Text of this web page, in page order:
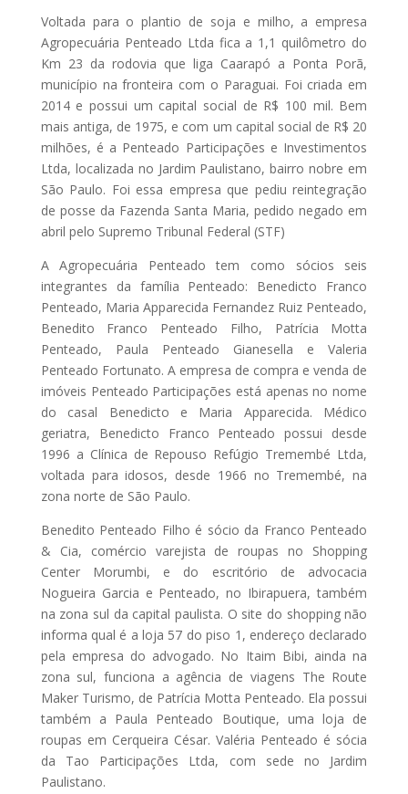
Voltada para o plantio de soja e milho, a empresa
Agropecuária Penteado Ltda fica a 1,1 quilômetro do
Km 23 da rodovia que liga Caarapó a Ponta Porã,
município na fronteira com o Paraguai. Foi criada em
2014 e possui um capital social de R$ 100 mil. Bem
mais antiga, de 1975, e com um capital social de R$ 20
milhões, é a Penteado Participações e Investimentos
Ltda, localizada no Jardim Paulistano, bairro nobre em
São Paulo. Foi essa empresa que pediu reintegração
de posse da Fazenda Santa Maria, pedido negado em
abril pelo Supremo Tribunal Federal (STF)
A Agropecuária Penteado tem como sócios seis
integrantes da família Penteado: Benedicto Franco
Penteado, Maria Apparecida Fernandez Ruiz Penteado,
Benedito Franco Penteado Filho, Patrícia Motta
Penteado, Paula Penteado Gianesella e Valeria
Penteado Fortunato. A empresa de compra e venda de
imóveis Penteado Participações está apenas no nome
do casal Benedicto e Maria Apparecida. Médico
geriatra, Benedicto Franco Penteado possui desde
1996 a Clínica de Repouso Refúgio Tremembé Ltda,
voltada para idosos, desde 1966 no Tremembé, na
zona norte de São Paulo.
Benedito Penteado Filho é sócio da Franco Penteado
& Cia, comércio varejista de roupas no Shopping
Center Morumbi, e do escritório de advocacia
Nogueira Garcia e Penteado, no Ibirapuera, também
na zona sul da capital paulista. O site do shopping não
informa qual é a loja 57 do piso 1, endereço declarado
pela empresa do advogado. No Itaim Bibi, ainda na
zona sul, funciona a agência de viagens The Route
Maker Turismo, de Patrícia Motta Penteado. Ela possui
também a Paula Penteado Boutique, uma loja de
roupas em Cerqueira César. Valéria Penteado é sócia
da Tao Participações Ltda, com sede no Jardim
Paulistano.